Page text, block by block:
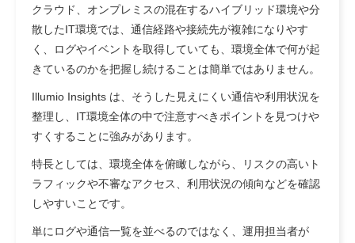
クラウド、オンプレミスの混在するハイブリッド環境や分
散したIT環境では、通信経路や接続先が複雑になりやす
く、ログやイベントを取得していても、環境全体で何が起
きているのかを把握し続けることは簡単ではありません。
Illumio Insights は、そうした見えにくい通信や利用状況を
整理し、IT環境全体の中で注意すべきポイントを見つけや
すくすることに強みがあります。
特長としては、環境全体を俯瞰しながら、リスクの高いト
ラフィックや不審なアクセス、利用状況の傾向などを確認
しやすいことです。
単にログや通信一覧を並べるのではなく、運用担当者が